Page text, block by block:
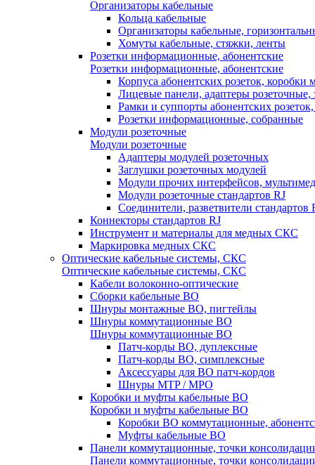
Организаторы кабельные
Кольца кабельные
Организаторы кабельные,
Хомуты кабельные, стяжки, ленты
Розетки информационные, абонентские
Розетки информационные, абонентские
Корпуса абонентских розеток, коробки
Лицевые панели, адаптеры розеточные,
Рамки и суппорты абонентских
Розетки информационные, собранные
Модули розеточные
Модули розеточные
Адаптеры модулей розеточных
Заглушки розеточных модулей
Модули прочих интерфейсов,
Модули розеточные стандартов RJ
Соединители, разветвители стандартов
Коннекторы стандартов RJ
Инструмент и материалы для медных СКС
Маркировка медных СКС
Оптические кабельные системы, СКС
Оптические кабельные системы, СКС
Кабели волоконно-оптические
Сборки кабельные ВО
Шнуры монтажные ВО, пигтейлы
Шнуры коммутационные ВО
Шнуры коммутационные ВО
Патч-корды ВО, дуплексные
Патч-корды ВО, симплексные
Аксессуары для ВО патч-кордов
Шнуры MTP / MPO
Коробки и муфты кабельные ВО
Коробки и муфты кабельные ВО
Коробки ВО коммутационные,
Муфты кабельные ВО
Панели коммутационные, точки
Панели коммутационные, точки